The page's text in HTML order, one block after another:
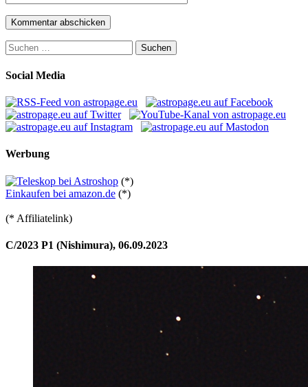
Suchen
nach:
Social Media
Werbung
(*)
Einkaufen bei amazon.de (*)
(* Affiliatelink)
C/2023 P1 (Nishimura), 06.09.2023